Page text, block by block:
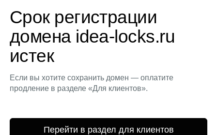
Срок регистрации
домена idea-locks.ru
истек
Если вы хотите сохранить домен — оплатите
продление в разделе «Для клиентов».
Перейти в раздел для клиентов